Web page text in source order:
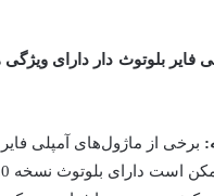
فایر بلوتوث دار دارای
: برخی از ماژول‌های آمپلی